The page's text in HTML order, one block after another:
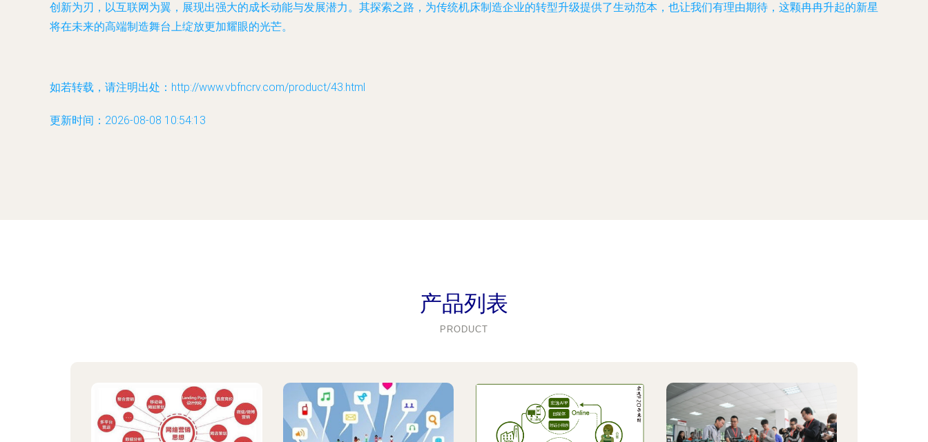
创新为刃，以互联网为翼，展现出强大的成长动能与发展潜力。其探索之路，为传统机床制造企业的转型升级提供了生动范本，也让我们有理由期待，这颗冉冉升起的新星
将在未来的高端制造舞台上绽放更加耀眼的光芒。
如若转载，请注明出处：http://www.vbfncrv.com/product/43.html
更新时间：2026-08-08 10:54:13
产品列表
PRODUCT